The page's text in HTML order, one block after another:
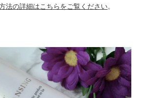
法の詳細はこちらをご覧ください。